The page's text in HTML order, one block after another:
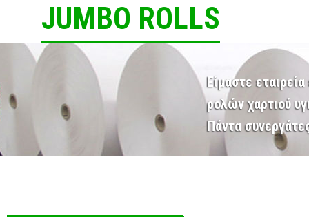
JUMBO ROLLS
Είμαστε
ρολών χαρτιού
Πάντα